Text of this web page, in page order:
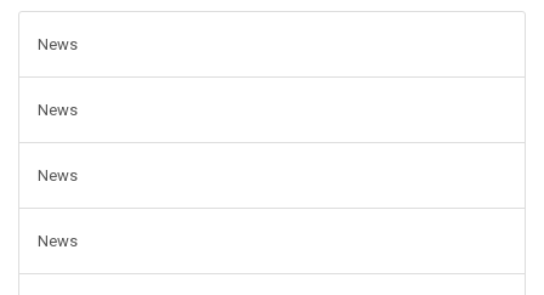
News
News
News
News